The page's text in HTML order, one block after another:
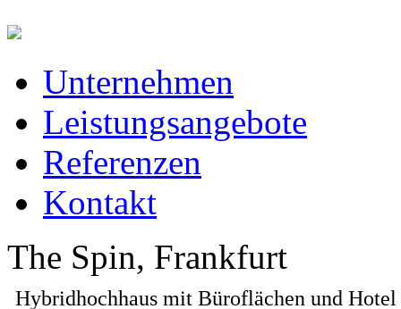
Unternehmen
Leistungsangebote
Referenzen
Kontakt
The Spin, Frankfurt
Hybridhochhaus mit Büroflächen und